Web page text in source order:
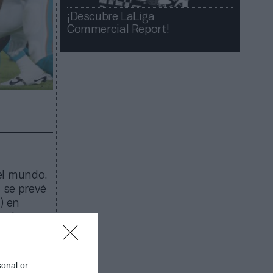
or
mundo.
prevé
en
ha
¡Descubre LaLiga
Commercial Report!​​